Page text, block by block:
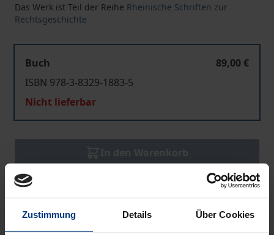
Zustimmung Details Über Cookies
Das Werk ist Teil der Reihe Rheinische Schriften zur
Rechtsgeschichte
Buch
89,00 €
ISBN 978-3-8329-1883-5
Nicht lieferbar
In den Warenkorb
Zur Wunschliste hinzufügen
Hinweise zu Versandkosten